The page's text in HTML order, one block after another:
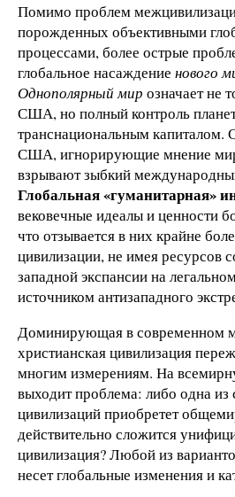
Помимо проблем
порожденных объективными
процессами, более острые
глобальное насаждение нового
Однополярный мир означает не
США, но полный контроль
транснациональным капиталом.
США, игнорирующие мнение
взрывают зыбкий
Глобальная «гуманитарная»
вековечные идеалы и ценности
что отзывается в них крайне
цивилизации, не имея ресурсов
западной экспансии на
источником антизападного
Доминирующая в современном
христианская цивилизация
многим измерениям. На
выходит проблема: либо одна
цивилизаций приобретет
действительно сложится
цивилизация? Любой из
несет глобальные изменения и